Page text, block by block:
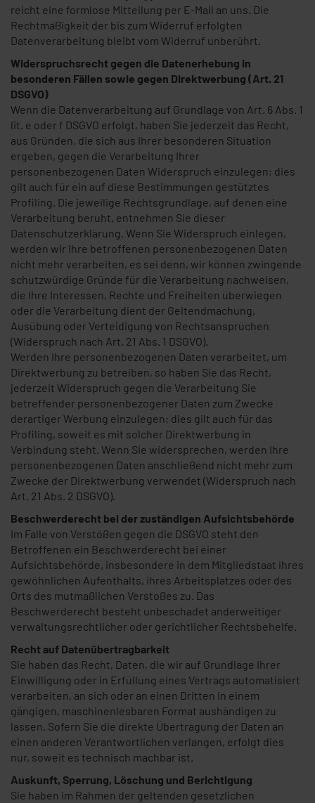
reicht eine formlose Mitteilung per E-Mail an uns. Die
Rechtmäßigkeit der bis zum Widerruf erfolgten
Datenverarbeitung bleibt vom Widerruf unberührt.
Widerspruchsrecht gegen die Datenerhebung in
besonderen Fällen sowie gegen Direktwerbung (Art. 21
DSGVO)
Wenn die Datenverarbeitung auf Grundlage von Art. 6 Abs. 1
lit. e oder f DSGVO erfolgt, haben Sie jederzeit das Recht,
aus Gründen, die sich aus Ihrer besonderen Situation
ergeben, gegen die Verarbeitung Ihrer
personenbezogenen Daten Widerspruch einzulegen; dies
gilt auch für ein auf diese Bestimmungen gestütztes
Profiling. Die jeweilige Rechtsgrundlage, auf denen eine
Verarbeitung beruht, entnehmen Sie dieser
Datenschutzerklärung. Wenn Sie Widerspruch einlegen,
werden wir Ihre betroffenen personenbezogenen Daten
nicht mehr verarbeiten, es sei denn, wir können zwingende
schutzwürdige Gründe für die Verarbeitung nachweisen,
die Ihre Interessen, Rechte und Freiheiten überwiegen
oder die Verarbeitung dient der Geltendmachung,
Ausübung oder Verteidigung von Rechtsansprüchen
(Widerspruch nach Art. 21 Abs. 1 DSGVO).
Werden Ihre personenbezogenen Daten verarbeitet, um
Direktwerbung zu betreiben, so haben Sie das Recht,
jederzeit Widerspruch gegen die Verarbeitung Sie
betreffender personenbezogener Daten zum Zwecke
derartiger Werbung einzulegen; dies gilt auch für das
Profiling, soweit es mit solcher Direktwerbung in
Verbindung steht. Wenn Sie widersprechen, werden Ihre
personenbezogenen Daten anschließend nicht mehr zum
Zwecke der Direktwerbung verwendet (Widerspruch nach
Art. 21 Abs. 2 DSGVO).
Beschwerderecht bei der zuständigen Aufsichtsbehörde
Im Falle von Verstößen gegen die DSGVO steht den
Betroffenen ein Beschwerderecht bei einer
Aufsichtsbehörde, insbesondere in dem Mitgliedstaat ihres
gewöhnlichen Aufenthalts, ihres Arbeitsplatzes oder des
Orts des mutmaßlichen Verstoßes zu. Das
Beschwerderecht besteht unbeschadet anderweitiger
verwaltungsrechtlicher oder gerichtlicher Rechtsbehelfe.
Recht auf Datenübertragbarkeit
Sie haben das Recht, Daten, die wir auf Grundlage Ihrer
Einwilligung oder in Erfüllung eines Vertrags automatisiert
verarbeiten, an sich oder an einen Dritten in einem
gängigen, maschinenlesbaren Format aushändigen zu
lassen. Sofern Sie die direkte Übertragung der Daten an
einen anderen Verantwortlichen verlangen, erfolgt dies
nur, soweit es technisch machbar ist.
Auskunft, Sperrung, Löschung und Berichtigung
Sie haben im Rahmen der geltenden gesetzlichen